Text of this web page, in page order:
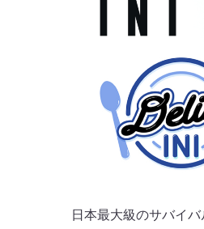
日本最大級のサバイ